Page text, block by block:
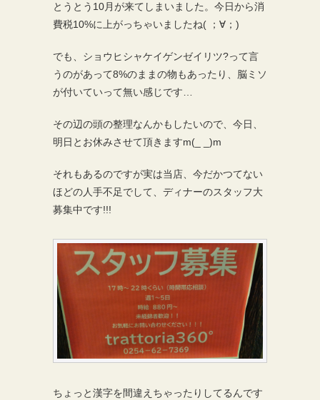
とうとう10月が来てしまいました。今日から消
費税10%に上がっちゃいましたね( ；∀；)
でも、ショウヒシャケイゲンゼイリツ?って言
うのがあって8%のままの物もあったり、脳ミソ
が付いていって無い感じです…
その辺の頭の整理なんかもしたいので、今日、
明日とお休みさせて頂きますm(_ _)m
それもあるのですが実は当店、今だかつてない
ほどの人手不足でして、ディナーのスタッフ大
募集中です!!!
ちょっと漢字を間違えちゃったりしてるんです